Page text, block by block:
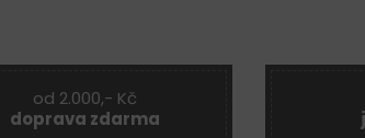
od 2.000,- Kč
doprava zdarma